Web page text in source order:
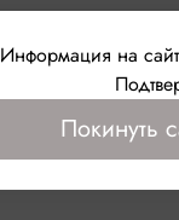
Информация на
Покинуть